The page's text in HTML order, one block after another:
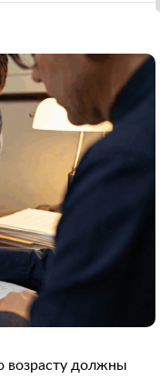
возрасту должны